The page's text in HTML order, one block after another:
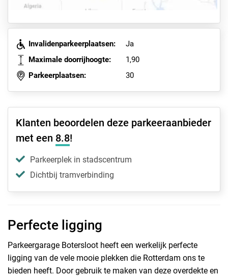
Invalidenparkeerplaatsen:
Ja
Maximale doorrijhoogte:
1,90
Parkeerplaatsen:
30
Klanten beoordelen deze parkeeraanbieder
met een 8.8!
Parkeerplek in stadscentrum
Dichtbij tramverbinding
Perfecte ligging
Parkeergarage Botersloot heeft een werkelijk perfecte
ligging van de vele mooie plekken die Rotterdam ons te
bieden heeft. Door gebruik te maken van deze overdekte en